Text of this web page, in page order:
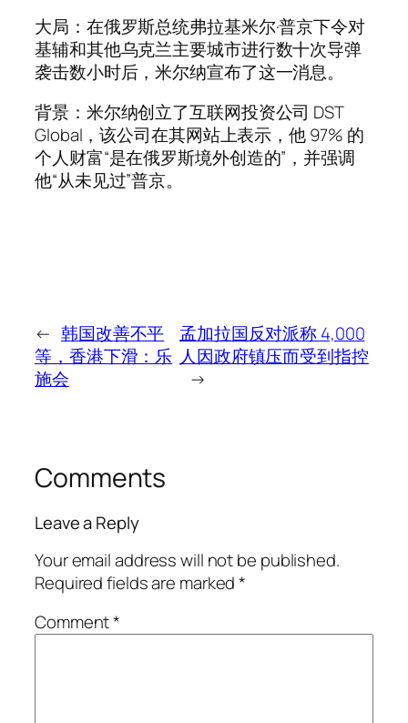
大局：在俄罗斯总统弗拉基米尔·普京下令对
基辅和其他乌克兰主要城市进行数十次导弹
袭击数小时后，米尔纳宣布了这一消息。
背景：米尔纳创立了互联网投资公司 DST
Global，该公司在其网站上表示，他 97% 的
个人财富“是在俄罗斯境外创造的”，并强调
他“从未见过”普京。
← 韩国改善不平
等，香港下滑：乐
施会
孟加拉国反对派称 4,000
人因政府镇压而受到指控
→
Comments
Leave a Reply
Your email address will not be published.
Required fields are marked*
Comment*